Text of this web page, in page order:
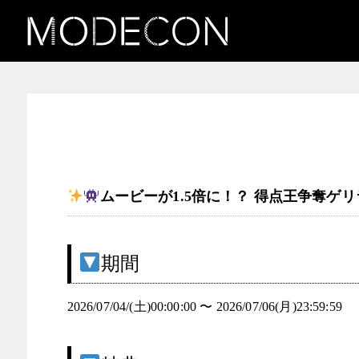
ムービーが1.5倍に！？ 得点王争奪ゲリ
期間
2026/07/04/(土)00:00:00 〜 2026/07/06(月)23:59:59